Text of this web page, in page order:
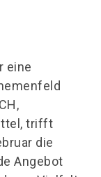
eine
trifft
die
Angebot